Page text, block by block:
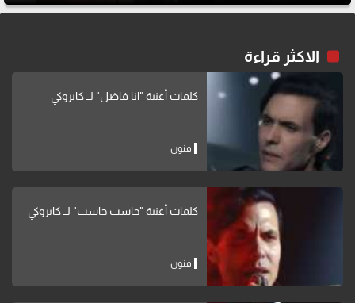
الاكثر قراءة
كلمات أغنية "انا فاضل" لــ كايروكي
فنون
كلمات أغنية "حاسب حاسب" لــ كايروكي
فنون